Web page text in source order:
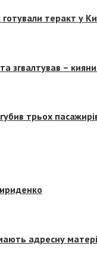
готували теракт у
згвалтував –
трьох
адресну